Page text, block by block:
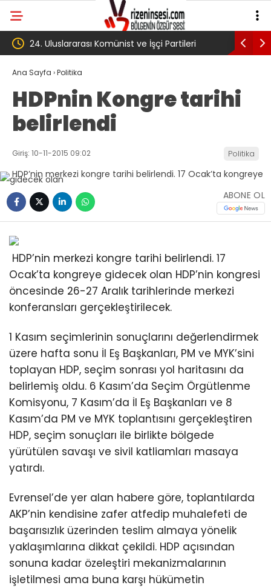
Partileri ‘Çerçeve yasa’ kanun teklifi Adalet
Komisyonu’ndan geçti
Ana Sayfa ›Politika
HDPnin Kongre tarihi
belirlendi
Giriş: 10-11-2015 09:02 Politika
ABONE OL
HDP’nin merkezi kongre tarihi belirlendi. 17
Ocak’ta kongreye gidecek olan HDP’nin kongresi
öncesinde 26-27 Aralık tarihlerinde merkezi
konferansları gerçekleştirilecek.
1 Kasım seçimlerinin sonuçlarını değerlendirmek
üzere hafta sonu İl Eş Başkanları, PM ve MYK’sini
toplayan HDP, seçim sonrası yol haritasını da
belirlemiş oldu. 6 Kasım’da Seçim Örgütlenme
Komisyonu, 7 Kasım’da İl Eş Başkanları ve 8
Kasım’da PM ve MYK toplantısını gerçekleştiren
HDP, seçim sonuçları ile birlikte bölgede
yürütülen savaşı ve sivil katliamları masaya
yatırdı.
Evrensel’de yer alan habere göre, toplantılarda
AKP’nin kendisine zafer atfedip muhalefeti de
başarısızlık üzerinden teslim almaya yönelik
yaklaşımlarına dikkat çekildi. HDP açısından
sonuna kadar özeleştiri mekanizmalarının
işletilmesi ama buna karşı hükümetin